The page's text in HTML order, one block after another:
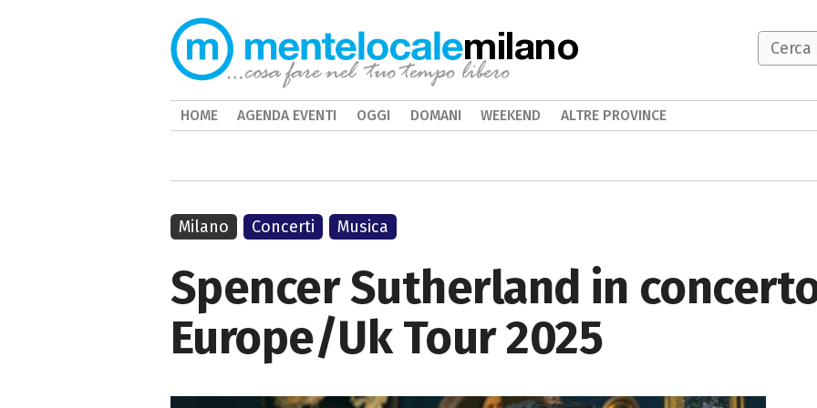
Spencer Sutherland in
Europe/Uk Tour 2025
Milano Concerti Musica
milano
HOME AGENDA EVENTI OGGI DOMANI WEEKEND ALTRE PROVINCE